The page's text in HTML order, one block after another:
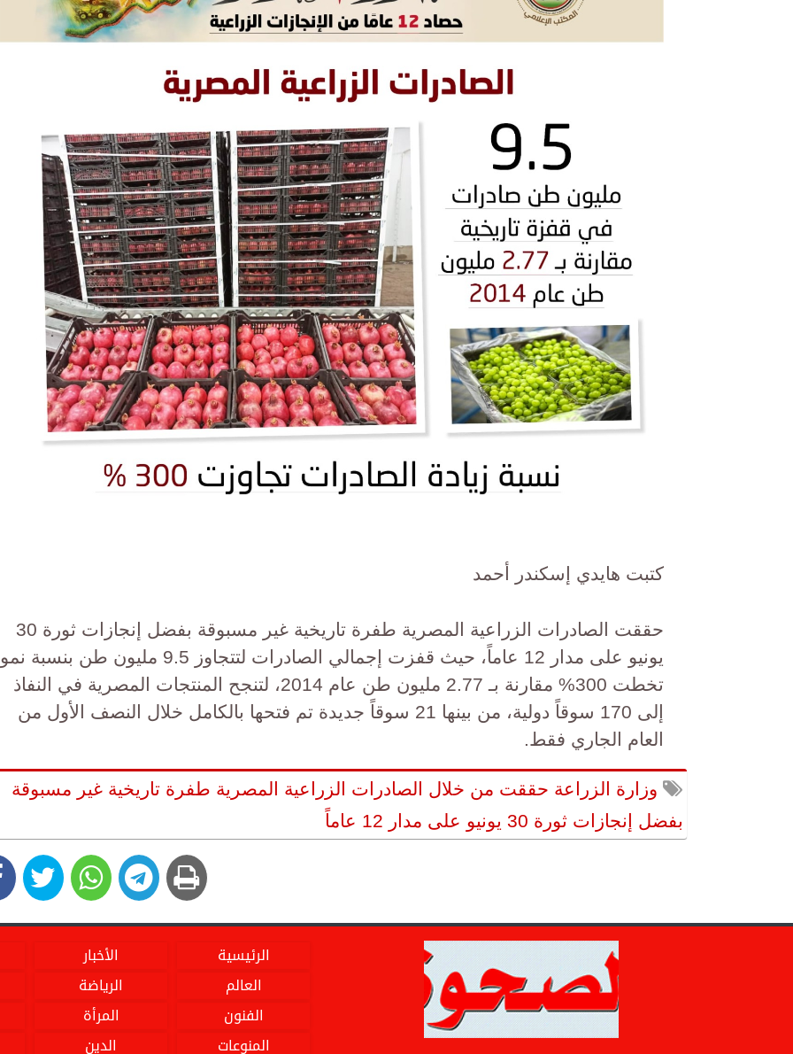
كتبت هايدي إسكندر أحمد
حققت الصادرات الزراعية المصرية طفرة تاريخية غير مسبوقة بفضل إنجازات ثورة 30
يونيو على مدار 12 عاماً، حيث قفزت إجمالي الصادرات لتتجاوز 9.5 مليون طن بنسبة نمو
تخطت 300% مقارنة بـ 2.77 مليون طن عام 2014، لتنجح المنتجات المصرية في النفاذ
إلى 170 سوقاً دولية، من بينها 21 سوقاً جديدة تم فتحها بالكامل خلال النصف الأول من
العام الجاري فقط.
وزارة الزراعة حققت من خلال الصادرات الزراعية المصرية طفرة تاريخية غير مسبوقة
بفضل إنجازات ثورة 30 يونيو على مدار 12 عاماً
الرئيسية الأخبار
العالم
الرياضة
الفنون
المرأة
المنوعات
الدين